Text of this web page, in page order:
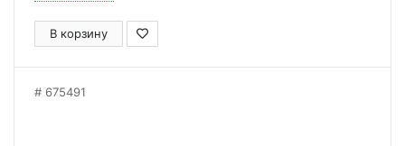
В корзину
675491